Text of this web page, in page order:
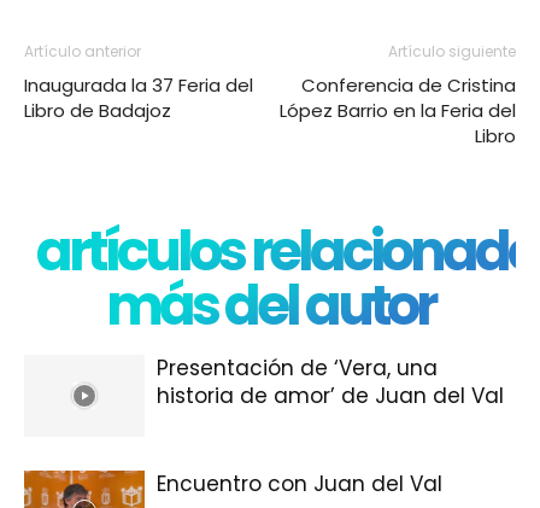
Artículo anterior
Inaugurada la 37 Feria del
Libro de Badajoz
Artículo siguiente
Conferencia de Cristina
López Barrio en la Feria del
Libro
artículos
más del autor
Presentación de ‘Vera, una
historia de amor’ de Juan del Val
Encuentro con Juan del Val